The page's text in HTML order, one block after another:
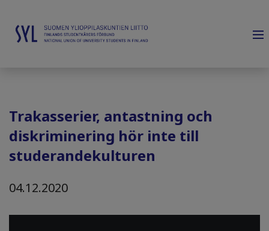
Trakasserier, antastning och
diskriminering hör inte till
studerandekulturen
04.12.2020